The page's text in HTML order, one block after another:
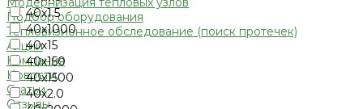
Подбор оборудования
Тепловизионное обследование (поиск протечек)
Акции
Компания
Новости
Статьи
Отзывы
40х1.5
40х1000
40х15
40х150
40х1500
40х2.0